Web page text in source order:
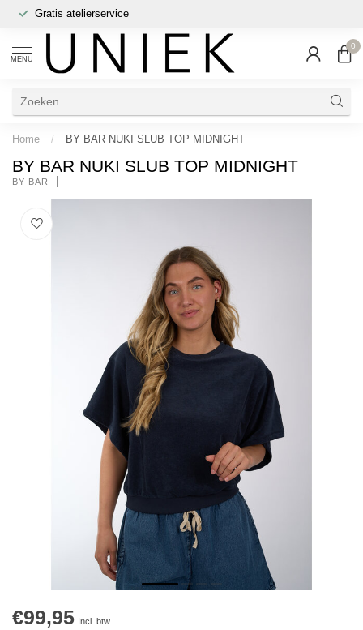
Gratis atelierservice
MENU
0
Home / BY BAR NUKI SLUB TOP MIDNIGHT
BY BAR NUKI SLUB TOP MIDNIGHT
BY BAR
€99,95 Incl. btw